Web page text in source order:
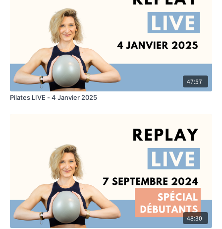
47:57
Pilates LIVE - 4 Janvier 2025
48:30